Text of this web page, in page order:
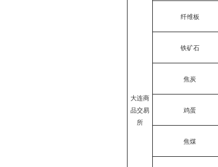
大连商
品交易
所
纤维板
铁矿石
焦炭
鸡蛋
焦煤